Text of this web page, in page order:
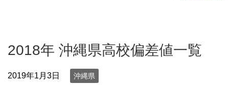
2018年 沖縄県高校偏差値一覧
2019年1月3日 沖縄県